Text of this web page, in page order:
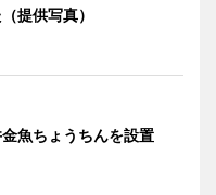
提供写真）
魚ちょうちんを設置